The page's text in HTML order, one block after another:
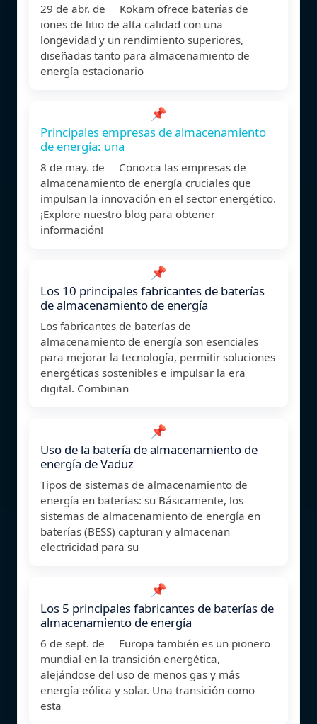
29 de abr. de Kokam ofrece baterías de
iones de litio de alta calidad con una
longevidad y un rendimiento superiores,
diseñadas tanto para almacenamiento de
energía estacionario
📌
Principales empresas de almacenamiento
de energía: una
8 de may. de Conozca las empresas de
almacenamiento de energía cruciales que
impulsan la innovación en el sector energético.
¡Explore nuestro blog para obtener
información!
📌
Los 10 principales fabricantes de baterías
de almacenamiento de energía
Los fabricantes de baterías de
almacenamiento de energía son esenciales
para mejorar la tecnología, permitir soluciones
energéticas sostenibles e impulsar la era
digital. Combinan
📌
Uso de la batería de almacenamiento de
energía de Vaduz
Tipos de sistemas de almacenamiento de
energía en baterías: su Básicamente, los
sistemas de almacenamiento de energía en
baterías (BESS) capturan y almacenan
electricidad para su
📌
Los 5 principales fabricantes de baterías de
almacenamiento de energía
6 de sept. de Europa también es un pionero
mundial en la transición energética,
alejándose del uso de menos gas y más
energía eólica y solar. Una transición como
esta